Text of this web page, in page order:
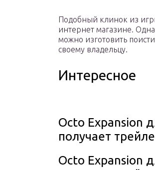
Подобный клинок из
интернет магазине.
можно изготовить
своему владельцу.
Интересное
Octo Expansion
получает
Octo Expansion